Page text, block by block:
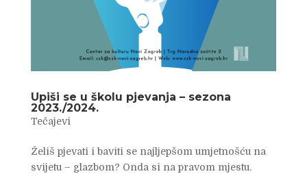
Upiši se u školu pjevanja – sezona
2023./2024.
Tečajevi
Želiš pjevati i baviti se najljepšom umjetnošću na
svijetu – glazbom? Onda si na pravom mjestu.